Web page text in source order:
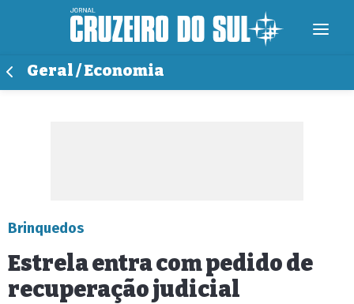
Geral / Economia
Brinquedos
Estrela entra com pedido de
recuperação judicial